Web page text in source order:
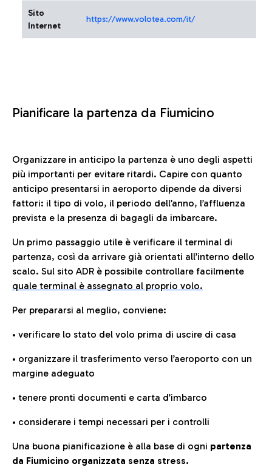
Sito
Internet
https://www.volotea.com/it/
Pianificare la partenza da Fiumicino
Organizzare in anticipo la partenza è uno degli aspetti
più importanti per evitare ritardi. Capire con quanto
anticipo presentarsi in aeroporto dipende da diversi
fattori: il tipo di volo, il periodo dell’anno, l’affluenza
prevista e la presenza di bagagli da imbarcare.
Un primo passaggio utile è verificare il terminal di
partenza, così da arrivare già orientati all’interno dello
scalo. Sul sito ADR è possibile controllare facilmente
quale terminal è assegnato al proprio volo.
Per prepararsi al meglio, conviene:
• verificare lo stato del volo prima di uscire di casa
• organizzare il trasferimento verso l’aeroporto con un
margine adeguato
• tenere pronti documenti e carta d’imbarco
• considerare i tempi necessari per i controlli
Una buona pianificazione è alla base di ogni partenza
da Fiumicino organizzata senza stress.